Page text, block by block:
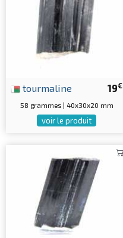
19€
tourmaline
58 grammes | 40x30x20 mm
voir le produit